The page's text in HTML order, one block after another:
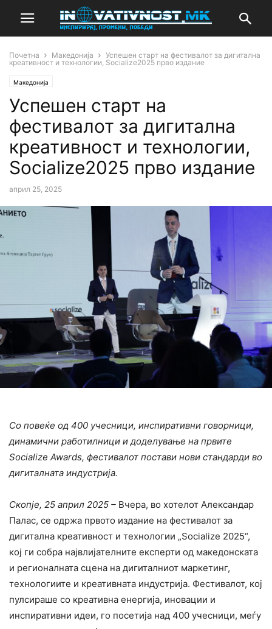
Почетна Македонија
Успешен старт на фестивалот за дигитална
креативност и технологии, Socialize2025 прво издание
Македонија
Успешен старт на
фестивалот за дигитална
креативност и технологии,
Socialize2025 прво издание
април 25, 2025
Со повеќе од 400 учесници, инспиративни говорници,
динамични работилници и доделување на првите
Socialize Awards, фестивалот постави нови стандарди во
дигиталната индустрија.
Скопје, 25 април 2025 – Вчера, во хотелот Александар
Палас, се одржа првото издание на фестивалот за
дигитална креативност и технологии „Socialize 2025“,
кој ги собра највлијателните експерти од македонската
и регионалната сцена на дигиталниот маркетинг,
технологиите и креативната индустрија. Фестивалот, кој
пулсираше со креативна енергија, иновации и
инспиративни идеи, го посетија над 400 учесници, меѓу